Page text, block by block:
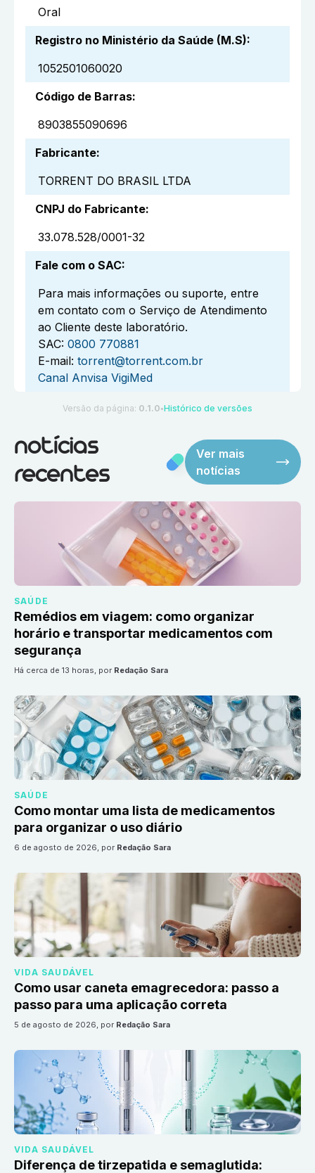
Oral
Registro no Ministério da Saúde (M.S):
1052501060020
Código de Barras:
8903855090696
Fabricante:
TORRENT DO BRASIL LTDA
CNPJ do Fabricante:
33.078.528/0001-32
Fale com o SAC:
Para mais informações ou suporte, entre
em contato com o Serviço de Atendimento
ao Cliente deste laboratório.
SAC: 0800 770881
E-mail: torrent@torrent.com.br
Canal Anvisa VigiMed
Versão da página: 0.1.0 ●Histórico de versões
notícias
recentes
Ver mais
notícias
SAÚDE
Remédios em viagem: como organizar
horário e transportar medicamentos com
segurança
há cerca de 13 horas, por Redação Sara
SAÚDE
Como montar uma lista de medicamentos
para organizar o uso diário
6 de agosto de 2026, por Redação Sara
VIDA SAUDÁVEL
Como usar caneta emagrecedora: passo a
passo para uma aplicação correta
5 de agosto de 2026, por Redação Sara
VIDA SAUDÁVEL
Diferença de tirzepatida e semaglutida: